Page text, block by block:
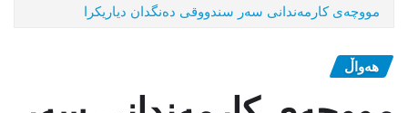
مووچەی کارمەندانی سەر سندووقی دەنگدان دیاریکرا
هەواڵ